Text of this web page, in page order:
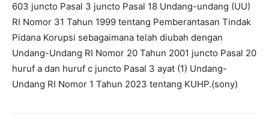
603 juncto Pasal 3 juncto Pasal 18 Undang-undang (UU)
RI Nomor 31 Tahun 1999 tentang Pemberantasan Tindak
Pidana Korupsi sebagaimana telah diubah dengan
Undang-Undang RI Nomor 20 Tahun 2001 juncto Pasal 20
huruf a dan huruf c juncto Pasal 3 ayat (1) Undang-
Undang RI Nomor 1 Tahun 2023 tentang KUHP.(sony)